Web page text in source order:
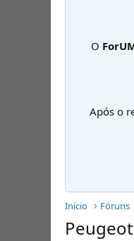
O
Após o
Início Fóruns